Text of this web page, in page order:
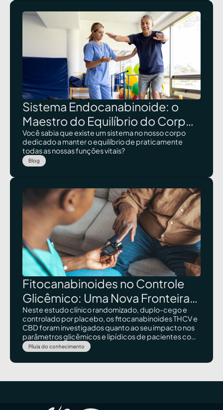
Sistema Endocanabinoide: o
Maestro do Equilíbrio do Corpo
Humano
Você sabia que existe um sistema no nosso corpo
dedicado a manter o equilíbrio de praticamente
todas as nossas funções vitais?
Blog
Fitocanabinoides no Controle
Glicêmico: Uma Nova Fronteira
Terapêutica?
Neste estudo clínico randomizado, duplo-cego e
controlado por placebo, os fitocanabinoides THCV e
CBD foram investigados quanto ao seu impacto nos
parâmetros glicêmicos e lipídicos de pacientes com
diabetes tipo 2. Os achados trouxeram insights
promissores, sugerindo efeitos na função das células
beta pancreáticas e na regulação da glicose em
Pílula do conhecimento